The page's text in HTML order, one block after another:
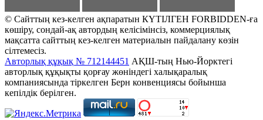
© Сайттың кез-келген ақпаратын КҮТІЛГЕН FORBIDDEN-ға
көшіру, сондай-ақ автордың келісімінсіз, коммерциялық
мақсатта сайттың кез-келген материалын пайдалану көзін
сілтемесіз.
Авторлық құқық № 712144451 АҚШ-тың Нью-Йорктегі
авторлық құқықты қорғау жөніндегі халықаралық
компаниясында тіркелген Берн конвенциясы бойынша
кепілдік берілген.